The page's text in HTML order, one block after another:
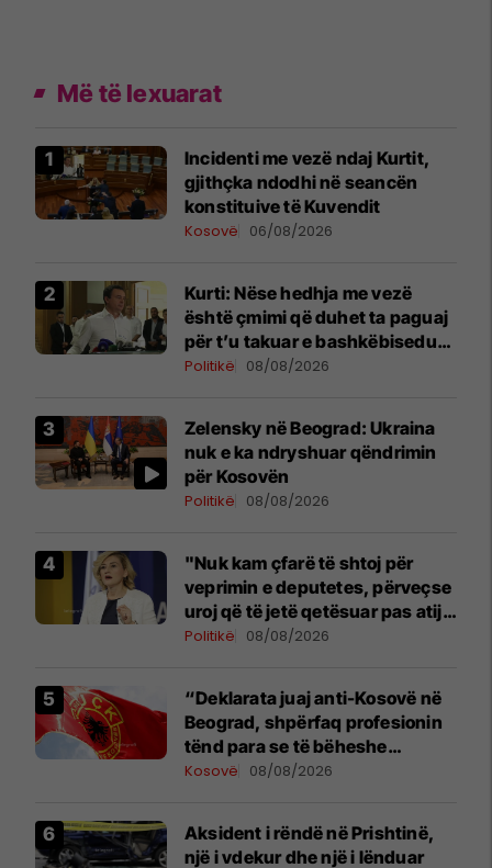
Më të lexuarat
Incidenti me vezë ndaj Kurtit,
gjithçka ndodhi në seancën
konstituive të Kuvendit
Kosovë 06/08/2026
Kurti: Nëse hedhja me vezë
është çmimi që duhet ta paguaj
për t’u takuar e bashkëbiseduar
jam i lumtur ta bëj këtë
Politikë 08/08/2026
Zelensky në Beograd: Ukraina
nuk e ka ndryshuar qëndrimin
për Kosovën
Politikë 08/08/2026
"Nuk kam çfarë të shtoj për
veprimin e deputetes, përveçse
uroj që të jetë qetësuar pas atij
momenti", reagon Kusari-Lila
Politikë 08/08/2026
“Deklarata juaj anti-Kosovë në
Beograd, shpërfaq profesionin
tënd para se të bëheshe
president”, OVL e UÇK-së i
Kosovë 08/08/2026
Aksident i rëndë në Prishtinë,
një i vdekur dhe një i lënduar